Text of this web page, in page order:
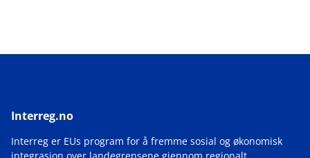
Interreg.no
Interreg er EUs program for å fremme sosial og økonomisk